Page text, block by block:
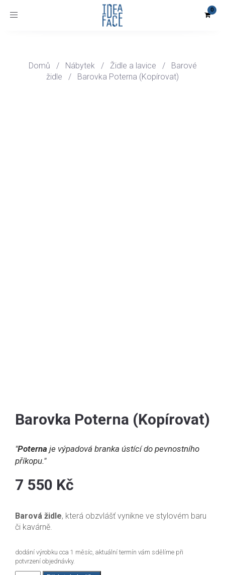
Toggle
Domů / Nábytek/ Židle a lavice / Barové
židle / Barovka Poterna (Kopírovat)
Barovka Poterna (Kopírovat)
"Poterna je výpadová branka ústící do pevnostního
příkopu."
7 550 Kč
Barová židle, která obzvlášť vynikne ve stylovém baru
či kavárně.
dodání výrobku cca 1 měsíc, aktuální termín vám sdělíme při
potvrzení objednávky.